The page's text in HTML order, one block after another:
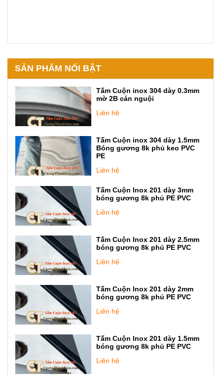
SẢN PHẨM NỔI BẬT
Tấm Cuộn inox 304 dày 0.3mm
mờ 2B cán nguội
Liên hệ
Tấm Cuộn inox 304 dày 1.5mm
Bóng gương 8k phủ keo PVC
PE
Liên hệ
Tấm Cuộn Inox 201 dày 3mm
bóng gương 8k phủ PE PVC
Liên hệ
Tấm Cuộn Inox 201 dày 2.5mm
bóng gương 8k phủ PE PVC
Liên hệ
Tấm Cuộn Inox 201 dày 2mm
bóng gương 8k phủ PE PVC
Liên hệ
Tấm Cuộn Inox 201 dày 1.5mm
bóng gương 8k phủ PE PVC
Liên hệ